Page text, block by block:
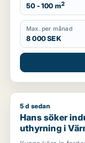
50 - 100 m2
Max. per månad
8 000 SEK
Hans söker
5 d sedan
Hans söker
uthyrning i
Nacka m.fl.